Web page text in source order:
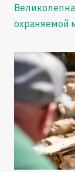
охраняемой